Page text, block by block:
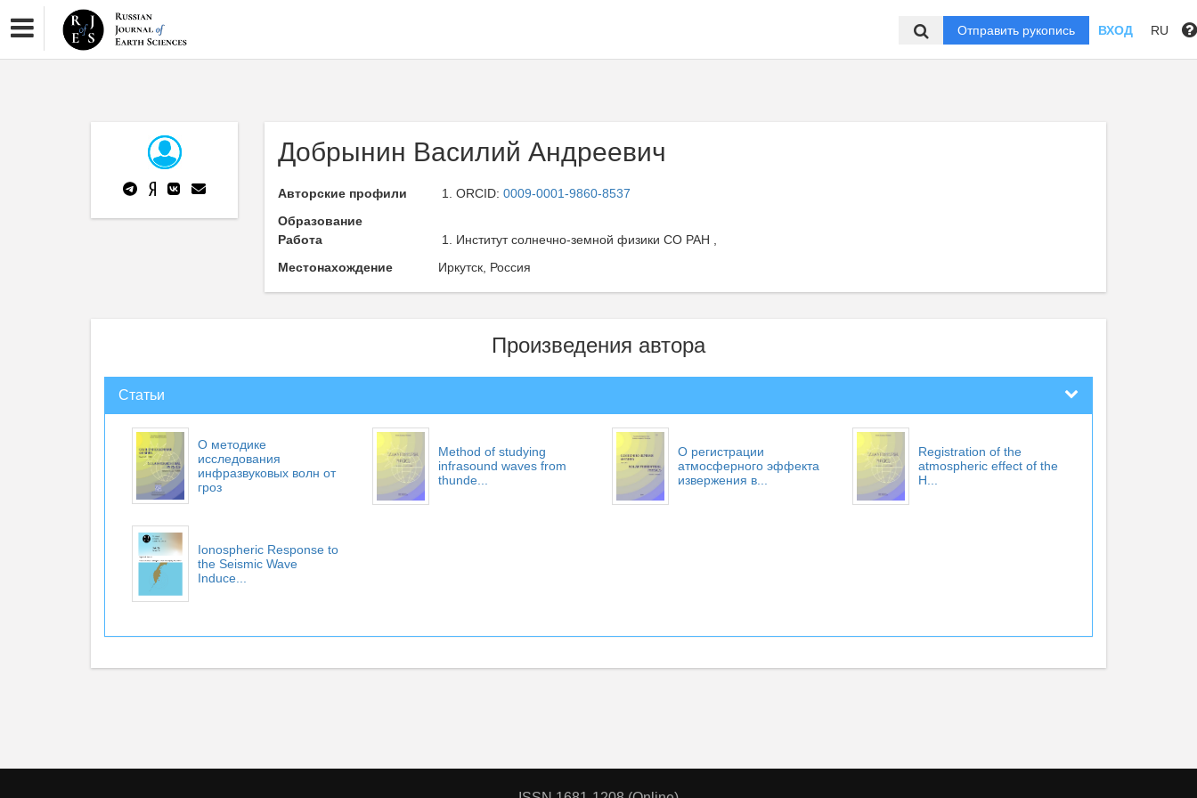
Отправить рукопись ВХОД RU
Добрынин Василий Андреевич
Авторские профили ORCID: 0009-0001-9860-8537
Образование
Работа
Институт солнечно-земной физики СО РАН ,
Местонахождение
Иркутск, Россия
Произведения автора
Статьи
О методике
исследования
инфразвуковых волн от
гроз
Method of studying
infrasound waves from
thunde...
О регистрации
атмосферного эффекта
извержения в...
Registration of the
atmospheric effect of the
H...
Ionospheric Response to
the Seismic Wave
Induce...